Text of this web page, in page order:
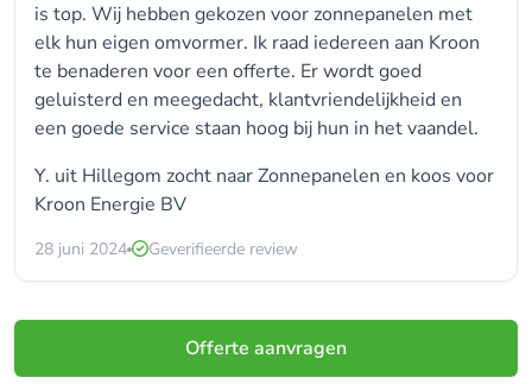
is top. Wij hebben gekozen voor zonnepanelen met
elk hun eigen omvormer. Ik raad iedereen aan Kroon
te benaderen voor een offerte. Er wordt goed
geluisterd en meegedacht, klantvriendelijkheid en
een goede service staan hoog bij hun in het vaandel.
Y. uit Hillegom zocht naar Zonnepanelen en koos voor
Kroon Energie BV
28 juni 2024 Geverifieerde review
Offerte aanvragen